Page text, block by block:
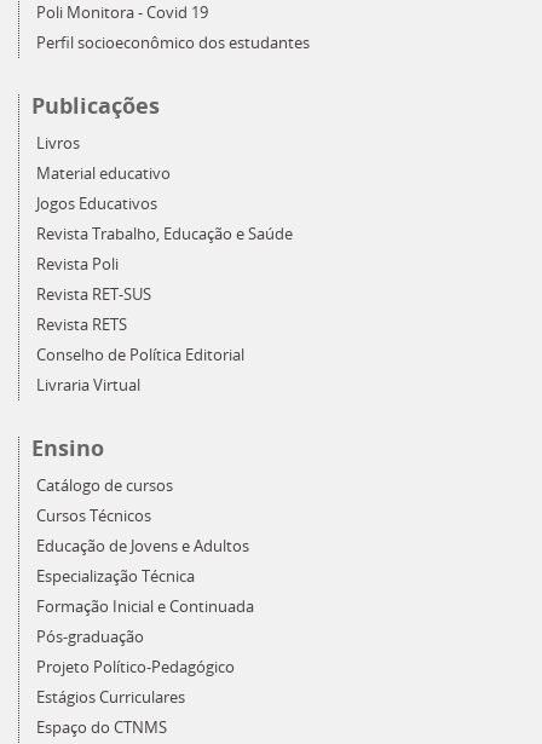
Poli Monitora - Covid 19
Perfil socioeconômico dos estudantes
Publicações
Livros
Material educativo
Jogos Educativos
Revista Trabalho, Educação e Saúde
Revista Poli
Revista RET-SUS
Revista RETS
Conselho de Política Editorial
Livraria Virtual
Ensino
Catálogo de cursos
Cursos Técnicos
Educação de Jovens e Adultos
Especialização Técnica
Formação Inicial e Continuada
Pós-graduação
Projeto Político-Pedagógico
Estágios Curriculares
Espaço do CTNMS